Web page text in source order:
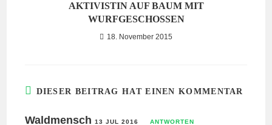
AKTIVISTIN AUF BAUM MIT
WURFGESCHOSSEN
18. November 2015
DIESER BEITRAG HAT EINEN KOMMENTAR
Waldmensch13 JUL 2016 ANTWORTEN